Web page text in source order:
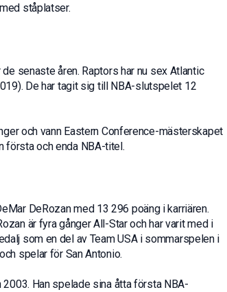
ståplatser.
senaste åren. Raptors har nu sex Atlantic
De har tagit sig till NBA-slutspelet 12
och vann Eastern Conference-mästerskapet
första och enda NBA-titel.
DeRozan med 13 296 poäng i karriären.
är fyra gånger All-Star och har varit med i
som en del av Team USA i sommarspelen i
spelar för San Antonio.
Han spelade sina åtta första NBA-